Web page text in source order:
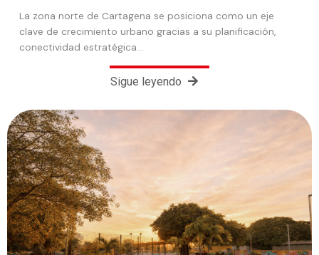
La zona norte de Cartagena se posiciona como un eje
clave de crecimiento urbano gracias a su planificación,
conectividad estratégica…
Sigue leyendo